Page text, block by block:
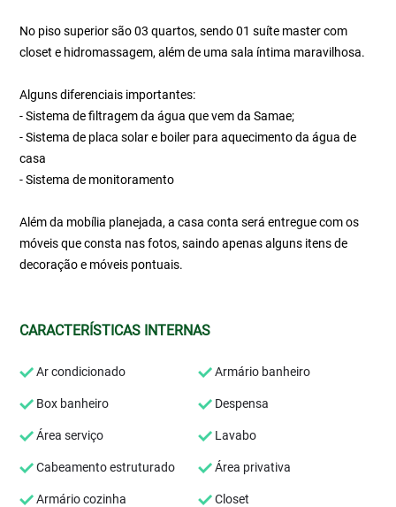
No piso superior são 03 quartos, sendo 01 suíte master com
closet e hidromassagem, além de uma sala íntima maravilhosa.
Alguns diferenciais importantes:
- Sistema de filtragem da água que vem da Samae;
- Sistema de placa solar e boiler para aquecimento da água de
casa
- Sistema de monitoramento
Além da mobília planejada, a casa conta será entregue com os
móveis que consta nas fotos, saindo apenas alguns itens de
decoração e móveis pontuais.
CARACTERÍSTICAS INTERNAS
Ar condicionado Armário banheiro
Box banheiro Despensa
Área serviço Lavabo
Cabeamento estruturado Área privativa
Armário cozinha Closet